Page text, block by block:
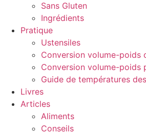
Sans Gluten
Ingrédients
Pratique
Ustensiles
Conversion volume-poids
Conversion volume-poids
Guide de températures
Livres
Articles
Aliments
Conseils